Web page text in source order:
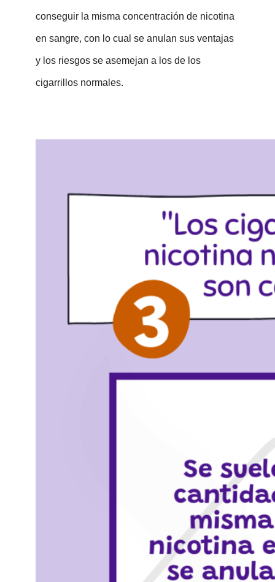
conseguir la misma concentración de nicotina
en sangre, con lo cual se anulan sus ventajas
y los riesgos se asemejan a los de los
cigarrillos normales.